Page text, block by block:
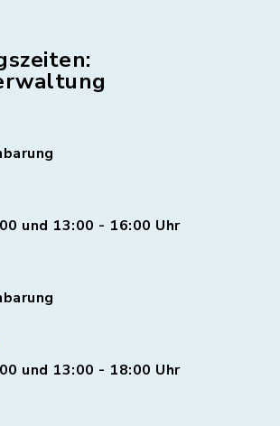
und 13:00 - 16:00 Uhr
und 13:00 - 18:00 Uhr